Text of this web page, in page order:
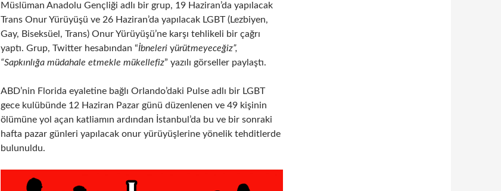
Müslüman Anadolu Gençliği adlı bir grup, 19 Haziran’da yapılacak
Trans Onur Yürüyüşü ve 26 Haziran’da yapılacak LGBT (Lezbiyen,
Gay, Biseksüel, Trans) Onur Yürüyüşü’ne karşı tehlikeli bir çağrı
yaptı. Grup, Twitter hesabından “İbneleri yürütmeyeceğiz”,
“Sapkınlığa müdahale etmekle mükellefiz” yazılı görseller paylaştı.
ABD’nin Florida eyaletine bağlı Orlando’daki Pulse adlı bir LGBT
gece kulübünde 12 Haziran Pazar günü düzenlenen ve 49 kişinin
ölümüne yol açan katliamın ardından İstanbul’da bu ve bir sonraki
hafta pazar günleri yapılacak onur yürüyüşlerine yönelik tehditlerde
bulunuldu.